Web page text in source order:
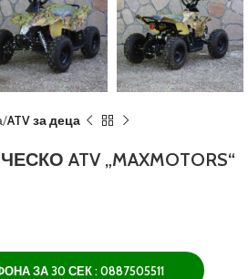
ATV за деца
ATV „MAXMOTORS“
ЗА 30 СЕК : 0887505511